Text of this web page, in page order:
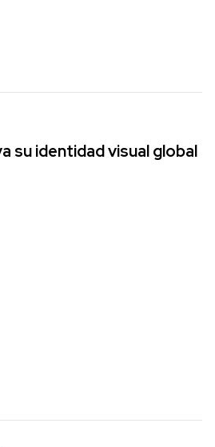
su identidad visual global